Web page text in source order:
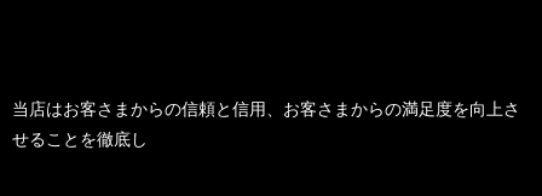
当店はお客さまからの信頼と信用、お客さまからの満足度を向上さ
せることを徹底し